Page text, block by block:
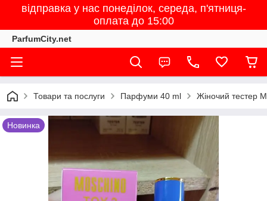
відправка у нас понеділок, середа, п'ятниця-
оплата до 15:00
ParfumCity.net
Товари та послуги Парфуми 40 ml Жіночий тестер
Новинка